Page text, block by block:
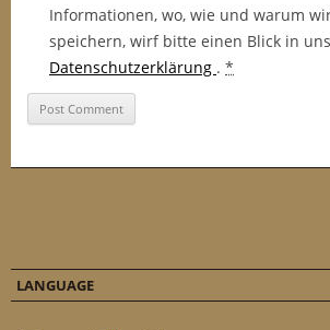
Informationen, wo, wie und warum
speichern, wirf bitte einen Blick in
Datenschutzerklärung . *
LANGUAGE